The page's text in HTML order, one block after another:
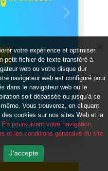
Suivant
votre expérience et optimiser
petit fichier de texte transféré à
web ou votre disque dur
navigateur web est configuré pour
dans le navigateur web ou le
soit dépassée ou jusqu’à ce
Vous trouverez, en cliquant
cookies sur nos sites Web et la
En poursuivant votre navigation,
et les conditions générales du site.
J'accepte